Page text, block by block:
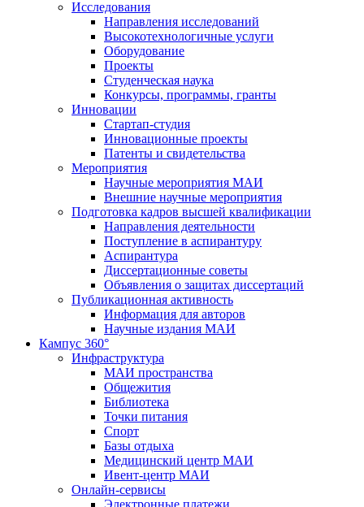
Исследования
Направления исследований
Высокотехнологичные услуги
Оборудование
Проекты
Студенческая наука
Конкурсы, программы, гранты
Инновации
Стартап-студия
Инновационные проекты
Патенты и свидетельства
Мероприятия
Научные мероприятия МАИ
Внешние научные мероприятия
Подготовка кадров высшей квалификации
Направления деятельности
Поступление в аспирантуру
Аспирантура
Диссертационные советы
Объявления о защитах диссертаций
Публикационная активность
Информация для авторов
Научные издания МАИ
Кампус 360°
Инфраструктура
МАИ пространства
Общежития
Библиотека
Точки питания
Спорт
Базы отдыха
Медицинский центр МАИ
Ивент-центр МАИ
Онлайн-сервисы